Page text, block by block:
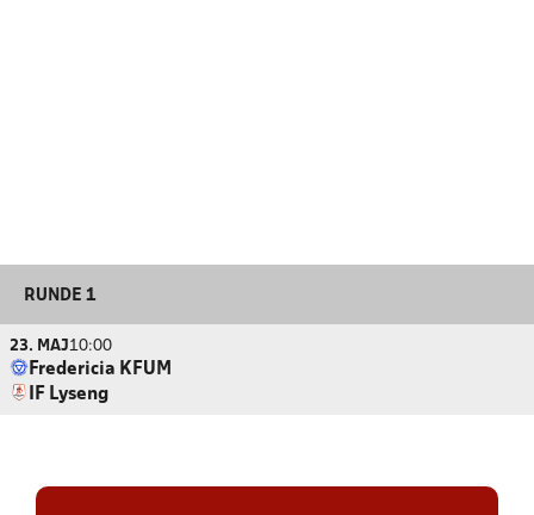
RUNDE 1
23. MAJ10:00
Fredericia KFUM
IF Lyseng